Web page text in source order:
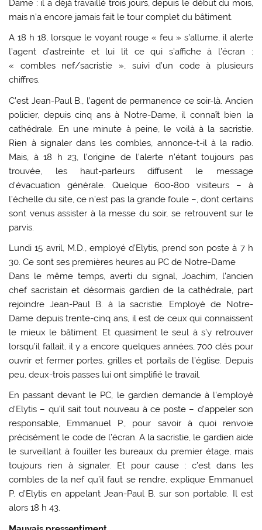
Dame : il a déjà travaillé trois jours, depuis le début du mois,
mais n’a encore jamais fait le tour complet du bâtiment.
A 18 h 18, lorsque le voyant rouge « feu » s’allume, il alerte
l’agent d’astreinte et lui lit ce qui s’affiche à l’écran :
« combles nef/sacristie », suivi d’un code à plusieurs
chiffres.
C’est Jean-Paul B., l’agent de permanence ce soir-là. Ancien
policier, depuis cinq ans à Notre-Dame, il connaît bien la
cathédrale. En une minute à peine, le voilà à la sacristie.
Rien à signaler dans les combles, annonce-t-il à la radio.
Mais, à 18 h 23, l’origine de l’alerte n’étant toujours pas
trouvée, les haut-parleurs diffusent le message
d’évacuation générale. Quelque 600-800 visiteurs – à
l’échelle du site, ce n’est pas la grande foule –, dont certains
sont venus assister à la messe du soir, se retrouvent sur le
parvis.
Lundi 15 avril, M.D., employé d’Elytis, prend son poste à 7 h
30. Ce sont ses premières heures au PC de Notre-Dame
Dans le même temps, averti du signal, Joachim, l’ancien
chef sacristain et désormais gardien de la cathédrale, part
rejoindre Jean-Paul B. à la sacristie. Employé de Notre-
Dame depuis trente-cinq ans, il est de ceux qui connaissent
le mieux le bâtiment. Et quasiment le seul à s’y retrouver
lorsqu’il fallait, il y a encore quelques années, 700 clés pour
ouvrir et fermer portes, grilles et portails de l’église. Depuis
peu, deux-trois passes lui ont simplifié le travail.
En passant devant le PC, le gardien demande à l’employé
d’Elytis – qu’il sait tout nouveau à ce poste – d’appeler son
responsable, Emmanuel P., pour savoir à quoi renvoie
précisément le code de l’écran. A la sacristie, le gardien aide
le surveillant à fouiller les bureaux du premier étage, mais
toujours rien à signaler. Et pour cause : c’est dans les
combles de la nef qu’il faut se rendre, explique Emmanuel
P. d’Elytis en appelant Jean-Paul B. sur son portable. Il est
alors 18 h 43.